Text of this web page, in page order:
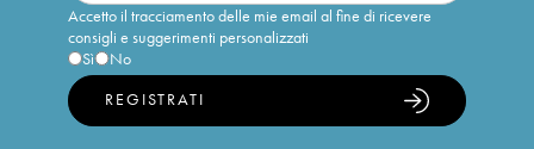
Accetto il tracciamento delle mie email al fine di ricevere
consigli e suggerimenti personalizzati
Sì
No
REGISTRATI